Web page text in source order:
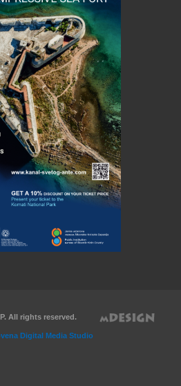
All rights reserved.
Digital Media Studio